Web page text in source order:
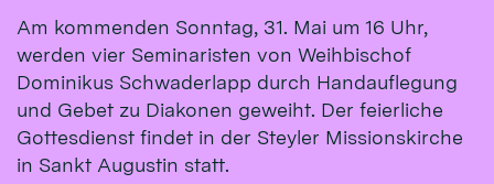
Am kommenden Sonntag, 31. Mai um 16 Uhr,
werden vier Seminaristen von Weihbischof
Dominikus Schwaderlapp durch Handauflegung
und Gebet zu Diakonen geweiht. Der feierliche
Gottesdienst findet in der Steyler Missionskirche
in Sankt Augustin statt.